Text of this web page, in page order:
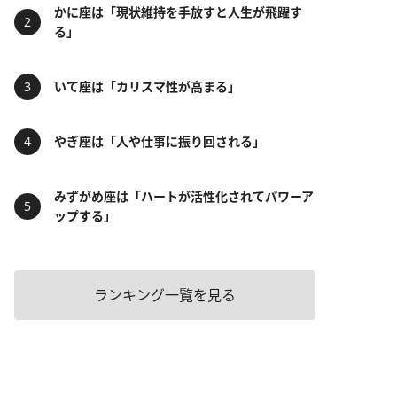
かに座は「現状維持を手放すと人生が飛躍す
る」
いて座は「カリスマ性が高まる」
やぎ座は「人や仕事に振り回される」
みずがめ座は「ハートが活性化されてパワーア
ップする」
ランキング一覧を見る